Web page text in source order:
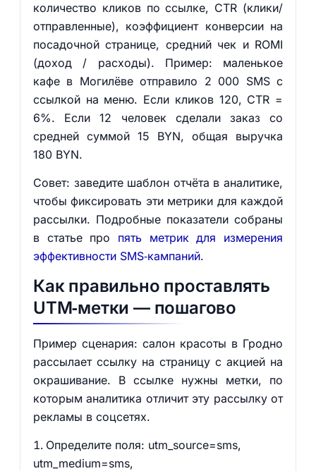
количество кликов по ссылке, CTR (клики/
отправленные), коэффициент конверсии на
посадочной странице, средний чек и ROMI
(доход / расходы). Пример: маленькое
кафе в Могилёве отправило 2 000 SMS с
ссылкой на меню. Если кликов 120, CTR =
6%. Если 12 человек сделали заказ со
средней суммой 15 BYN, общая выручка
180 BYN.
Совет: заведите шаблон отчёта в аналитике,
чтобы фиксировать эти метрики для каждой
рассылки. Подробные показатели собраны
в статье про пять метрик для измерения
эффективности SMS‑кампаний.
Как правильно проставлять
UTM‑метки — пошагово
Пример сценария: салон красоты в Гродно
рассылает ссылку на страницу с акцией на
окрашивание. В ссылке нужны метки, по
которым аналитика отличит эту рассылку от
рекламы в соцсетях.
Определите поля: utm_source=sms,
utm_medium=sms,